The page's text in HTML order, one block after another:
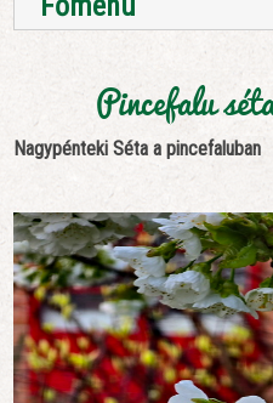
Pincefalu
Nagypénteki Séta a pincefaluban